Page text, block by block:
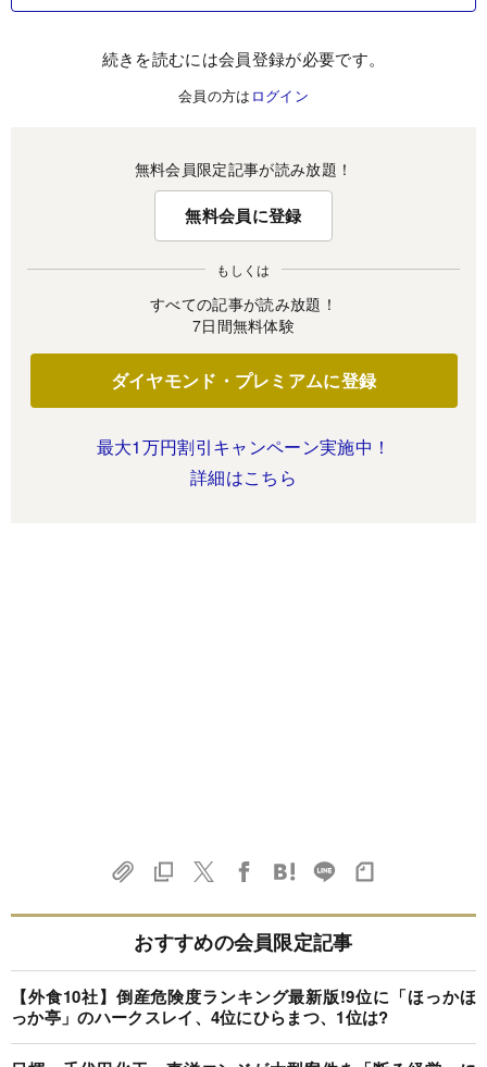
続きを読むには会員登録が必要です。
会員の方は ログイン
無料会員限定記事が読み放題！
無料会員に登録
もしくは
すべての記事が読み放題！
7日間無料体験
ダイヤモンド・プレミアムに登録
最大1万円割引キャンペーン実施中！
詳細はこちら
おすすめの会員限定記事
【外食10社】倒産危険度ランキング最新版!9位に「ほっかほ
っか亭」のハークスレイ、4位にひらまつ、1位は?